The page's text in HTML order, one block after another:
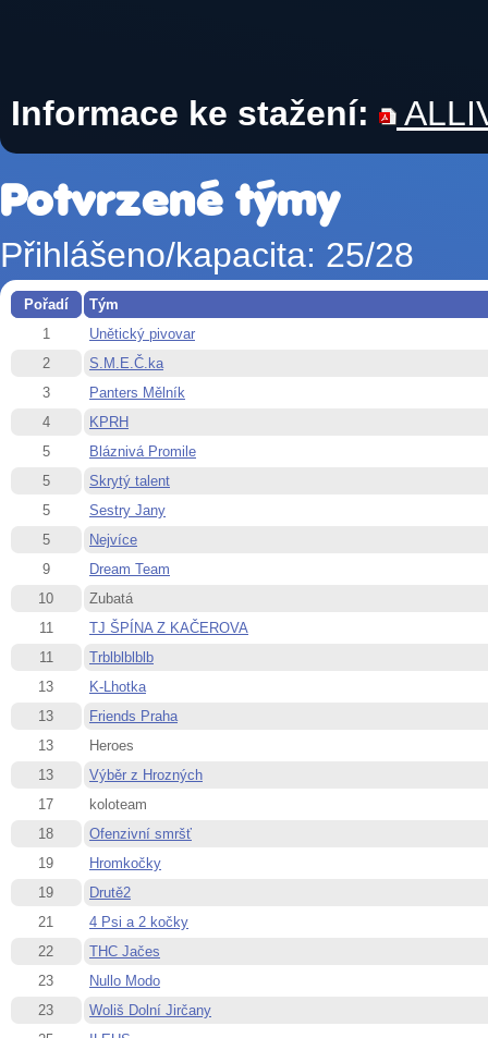
Informace ke stažení:
Potvrzené týmy
Přihlášeno/kapacita: 25/28
Pořadí
Tým
1
Unětický pivovar
2
S.M.E.Č.ka
3
Panters Mělník
4
KPRH
5
Bláznivá Promile
5
Skrytý talent
5
Sestry Jany
5
Nejvíce
9
Dream Team
10
Zubatá
11
TJ ŠPÍNA Z KAČEROVA
11
Trblblblblb
13
K-Lhotka
13
Friends Praha
13
Heroes
13
Výběr z Hrozných
17
koloteam
18
Ofenzivní smršť
19
Hromkočky
19
Drutě2
21
4 Psi a 2 kočky
22
THC Jačes
23
Nullo Modo
23
Woliš Dolní Jirčany